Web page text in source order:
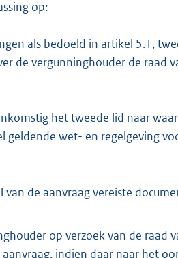
op:
als bedoeld in artikel 5.1,
de vergunninghouder de raad
het tweede lid naar
geldende wet- en regelgeving
de aanvraag vereiste
op verzoek van de raad
indien daar naar het